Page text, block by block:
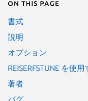
On this page
書式
説明
オプション
REISERFSTUNE を使
著者
バグ